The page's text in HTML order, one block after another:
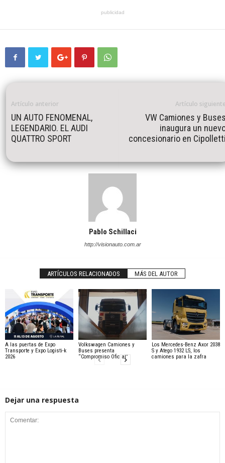
publicidad
Artículo anterior
UN AUTO FENOMENAL,
LEGENDARIO. EL AUDI
QUATTRO SPORT
Artículo
VW Camiones y
inaugura un
concesionario en
Pablo Schillaci
http://visionauto.com.ar
ARTÍCULOS RELACIONADOS MÁS DEL AUTOR
A las puertas de Expo
Transporte y Expo Logisti-k
2026
Volkswagen Camiones y
Buses presenta
“Compromiso Oficial”
Los Mercedes-Benz Axor 2038
S y Atego 1932 LS, los
camiones para la zafra
Dejar una respuesta